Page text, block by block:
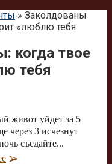
» Заколдованы
«люблю тебя
когда твое
тебя
живот уйдет за 5
через 3 исчезнут
съедайте...